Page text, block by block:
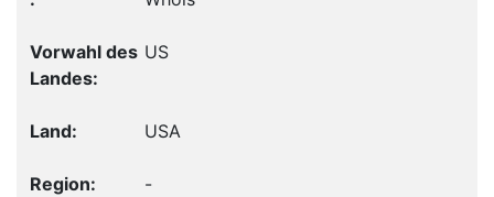
US
USA
-